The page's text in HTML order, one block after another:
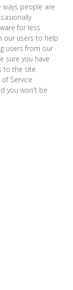
ways people are
for less
our users to help
users from our
sure you have
to the site.
Service
you won't be